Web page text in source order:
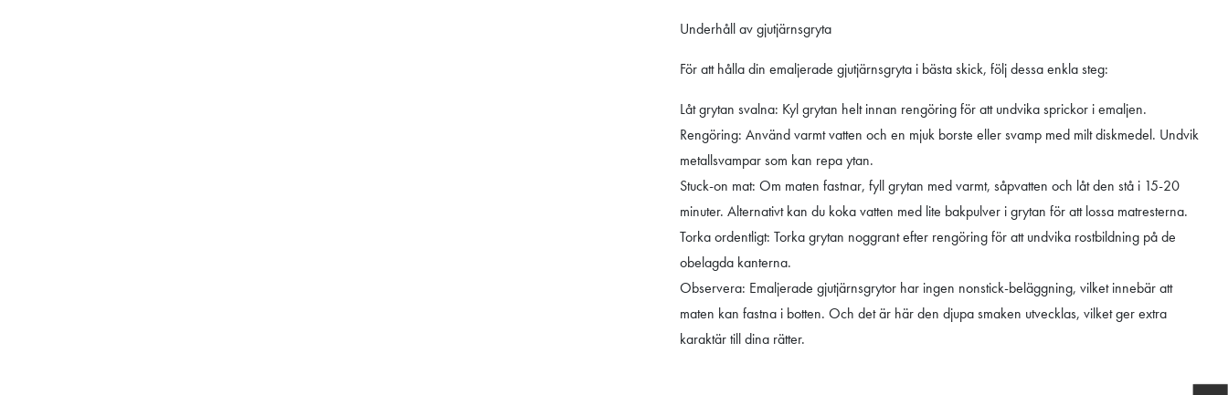
Underhåll av gjutjärnsgryta
För att hålla din emaljerade gjutjärnsgryta i bästa skick, följ dessa enkla steg:
Låt grytan svalna: Kyl grytan helt innan rengöring för att undvika sprickor i emaljen.
Rengöring: Använd varmt vatten och en mjuk borste eller svamp med milt diskmedel. Undvik
metallsvampar som kan repa ytan.
Stuck-on mat: Om maten fastnar, fyll grytan med varmt, såpvatten och låt den stå i 15-20
minuter. Alternativt kan du koka vatten med lite bakpulver i grytan för att lossa matresterna.
Torka ordentligt: Torka grytan noggrant efter rengöring för att undvika rostbildning på de
obelagda kanterna.
Observera: Emaljerade gjutjärnsgrytor har ingen nonstick-beläggning, vilket innebär att
maten kan fastna i botten. Och det är här den djupa smaken utvecklas, vilket ger extra
karaktär till dina rätter.